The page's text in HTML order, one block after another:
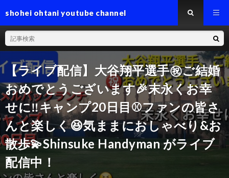
shohei ohtani youtube channel
【ライブ配信】大谷翔平選手㊗️ご結婚
おめでとうございます🎉末永くお幸
せに‼️キャンプ20日目⚾️ファンの皆さ
んと楽しく😆気ままにおしゃべり&お
散歩💫Shinsuke Handyman がライブ
配信中！